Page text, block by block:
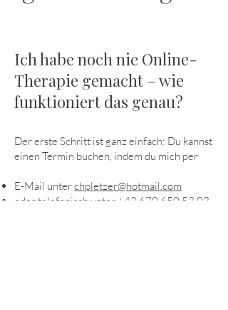
Ich habe noch nie Online-
Therapie gemacht – wie
funktioniert das genau?
Der erste Schritt ist ganz einfach: Du kannst
einen Termin buchen, indem du mich per
E-Mail unterchpletzer@hotmail.com
oder telefonisch unter +43 670 650 53 03